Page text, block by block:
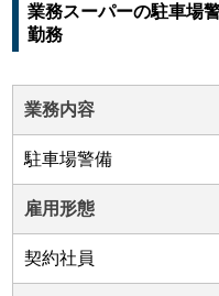
資格取得支援あり
駅から徒歩5
業務スーパーの駐車場
勤務
業務内容
駐車場警備
雇用形態
契約社員